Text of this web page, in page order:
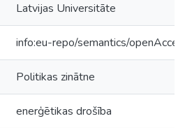
Latvijas Universitāte
info:eu-repo/semantics/
Politikas zinātne
enerģētikas drošība